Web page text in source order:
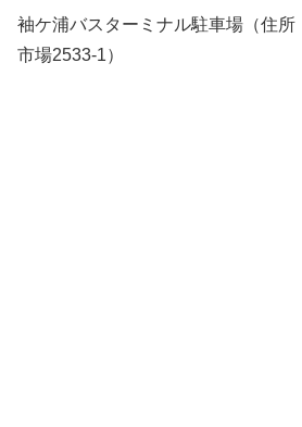
袖ケ浦バスターミナル駐車場（住所
市場2533-1）